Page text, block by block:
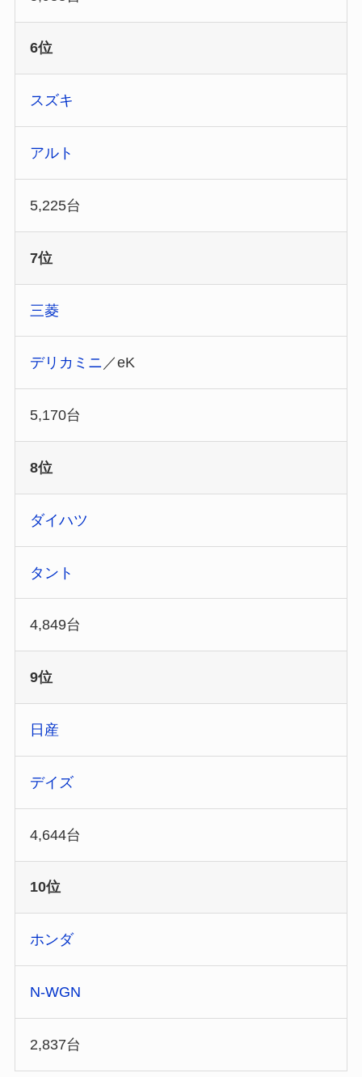
6位
スズキ
アルト
5,225台
7位
三菱
デリカミニ ／eK
5,170台
8位
ダイハツ
タント
4,849台
9位
日産
デイズ
4,644台
10位
ホンダ
N-WGN
2,837台